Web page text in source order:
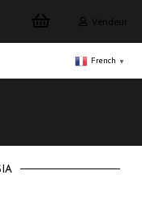
Vendeur
French ▼